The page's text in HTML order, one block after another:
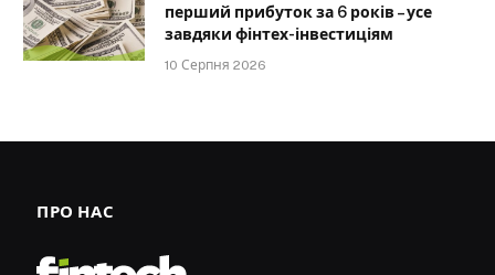
перший прибуток за 6 років – усе
завдяки фінтех-інвестиціям
10 Серпня 2026
ПРО НАС